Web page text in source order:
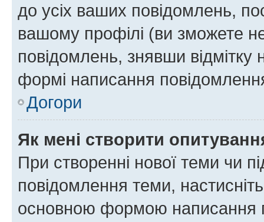
до усіх ваших повідомлень,
вашому профілі (ви зможете
повідомлень, знявши відмітку
формі написання
Догори
Як мені створити
При створенні нової теми чи
повідомлення теми,
основною формою написання